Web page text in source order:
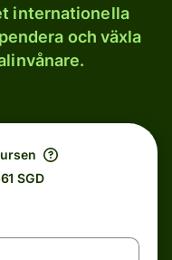
internationella
och växla
SGD